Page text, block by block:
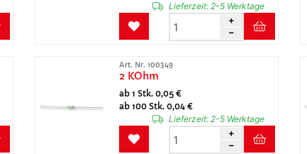
Lieferzeit: 2-5 Werktage
Art. Nr. 100349
2 KOhm
ab 1 Stk. 0,05 €
ab 100 Stk. 0,04 €
Lieferzeit: 2-5 Werktage